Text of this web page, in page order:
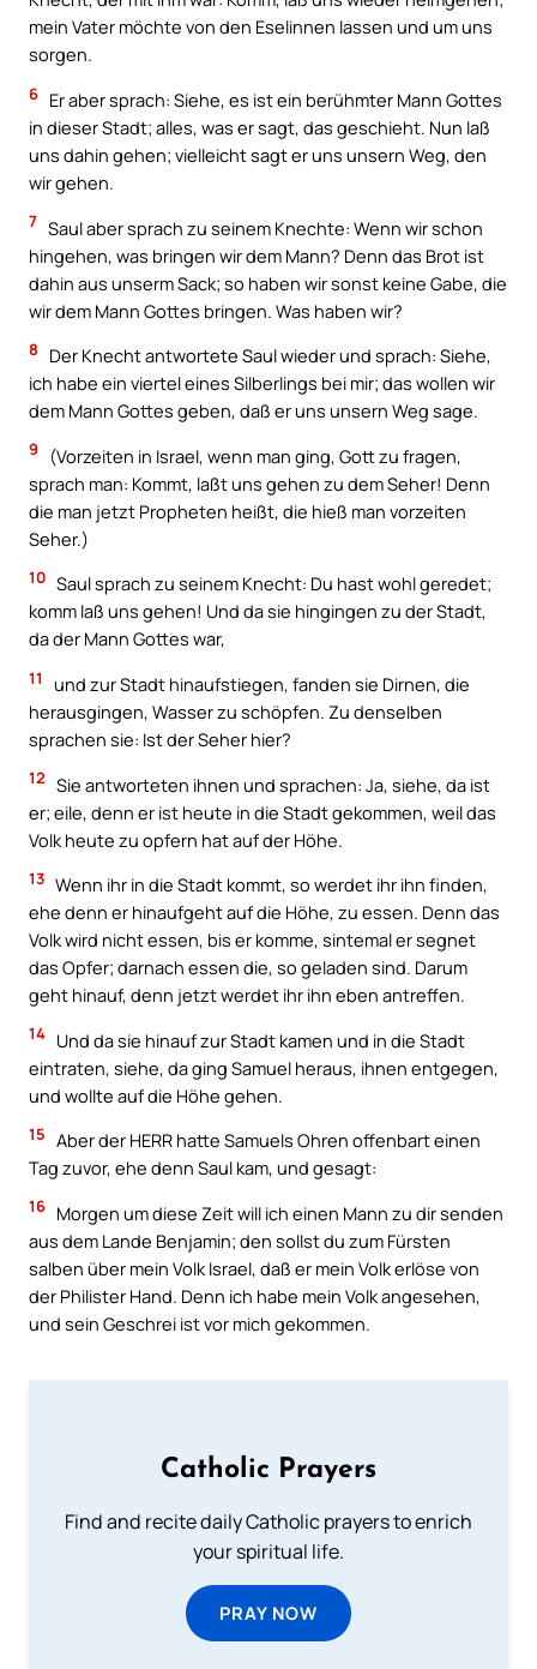
mein Vater möchte von den Eselinnen lassen und um uns
sorgen.
6 Er aber sprach: Siehe, es ist ein berühmter Mann Gottes
in dieser Stadt; alles, was er sagt, das geschieht. Nun laß
uns dahin gehen; vielleicht sagt er uns unsern Weg, den
wir gehen.
7 Saul aber sprach zu seinem Knechte: Wenn wir schon
hingehen, was bringen wir dem Mann? Denn das Brot ist
dahin aus unserm Sack; so haben wir sonst keine Gabe, die
wir dem Mann Gottes bringen. Was haben wir?
8
Der Knecht antwortete Saul wieder und sprach: Siehe,
ich habe ein viertel eines Silberlings bei mir; das wollen wir
dem Mann Gottes geben, daß er uns unsern Weg sage.
9
(Vorzeiten in Israel, wenn man ging, Gott zu fragen,
sprach man: Kommt, laßt uns gehen zu dem Seher! Denn
die man jetzt Propheten heißt, die hieß man vorzeiten
Seher.)
10 Saul sprach zu seinem Knecht: Du hast wohl geredet;
komm laß uns gehen! Und da sie hingingen zu der Stadt,
da der Mann Gottes war,
11
und zur Stadt hinaufstiegen, fanden sie Dirnen, die
herausgingen, Wasser zu schöpfen. Zu denselben
sprachen sie: Ist der Seher hier?
12 Sie antworteten ihnen und sprachen: Ja, siehe, da ist
er; eile, denn er ist heute in die Stadt gekommen, weil das
Volk heute zu opfern hat auf der Höhe.
13 Wenn ihr in die Stadt kommt, so werdet ihr ihn finden,
ehe denn er hinaufgeht auf die Höhe, zu essen. Denn das
Volk wird nicht essen, bis er komme, sintemal er segnet
das Opfer; darnach essen die, so geladen sind. Darum
geht hinauf, denn jetzt werdet ihr ihn eben antreffen.
14 Und da sie hinauf zur Stadt kamen und in die Stadt
eintraten, siehe, da ging Samuel heraus, ihnen entgegen,
und wollte auf die Höhe gehen.
15 Aber der HERR hatte Samuels Ohren offenbart einen
Tag zuvor, ehe denn Saul kam, und gesagt:
16 Morgen um diese Zeit will ich einen Mann zu dir senden
aus dem Lande Benjamin; den sollst du zum Fürsten
salben über mein Volk Israel, daß er mein Volk erlöse von
der Philister Hand. Denn ich habe mein Volk angesehen,
und sein Geschrei ist vor mich gekommen.
Catholic Prayers
Find and recite daily Catholic prayers to enrich
your spiritual life.
PRAY NOW